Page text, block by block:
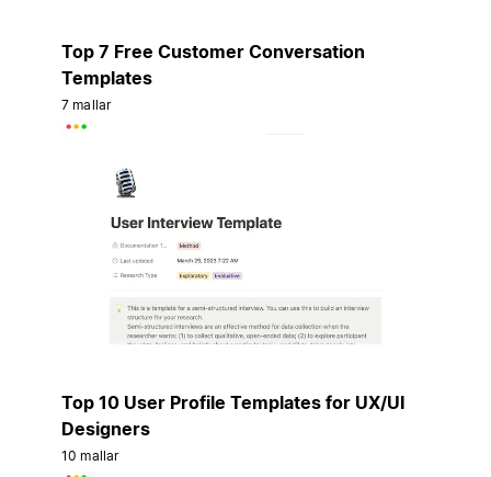
Top 7 Free Customer Conversation
Templates
7 mallar
Top 10 User Profile Templates for UX/UI
Designers
10 mallar